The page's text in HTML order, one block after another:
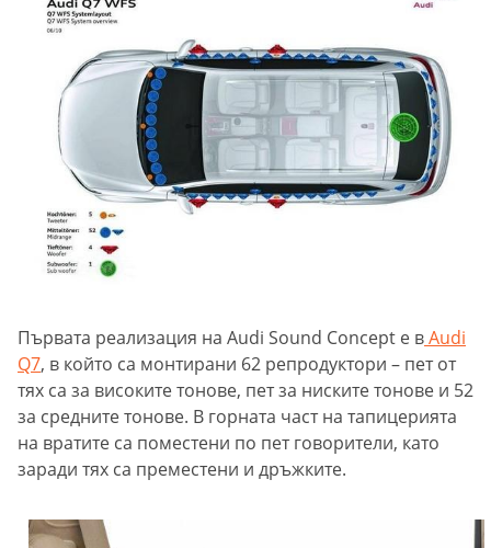
Първата реализация на Audi Sound Concept е вAudi
Q7, в който са монтирани 62 репродуктори – пет от
тях са за високите тонове, пет за ниските тонове и 52
за средните тонове. В горната част на тапицерията
на вратите са поместени по пет говорители, като
заради тях са преместени и дръжките.